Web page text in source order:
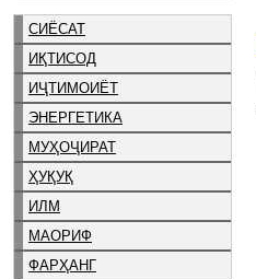
СИЁСАТ
ИҚТИСОД
ИҶТИМОИЁТ
ЭНЕРГЕТИКА
МУҲОҶИРАТ
ҲУҚУҚ
ИЛМ
МАОРИФ
ФАРҲАНГ